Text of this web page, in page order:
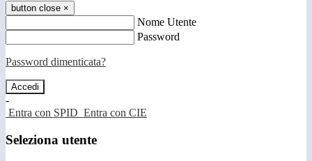
button close ×
Nome Utente
Password
Password dimenticata?
-
Entra con SPID Entra con CIE
Seleziona utente